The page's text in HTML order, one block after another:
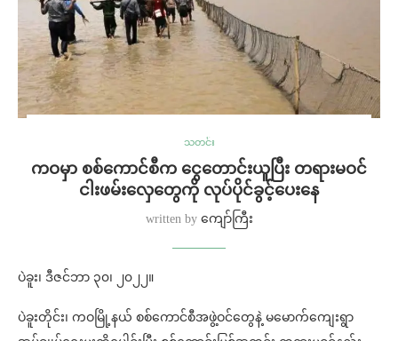
သတင်း
ကဝမှာ စစ်ကောင်စီက ငွေတောင်းယူပြီး တရားမဝင်
ငါးဖမ်းလှေတွေကို လုပ်ပိုင်ခွင့်ပေးနေ
written by ကျော်ကြီး
ပဲခူး၊ ဒီဇင်ဘာ ၃၀၊ ၂၀၂၂။
ပဲခူးတိုင်း၊ ကဝမြို့နယ် စစ်ကောင်စီအဖွဲ့ဝင်တွေနဲ့ မမောက်ကျေးရွာ